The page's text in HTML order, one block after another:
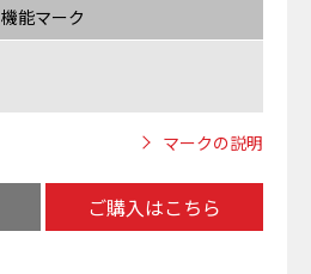
機能マーク
マークの説明
ご購入はこちら